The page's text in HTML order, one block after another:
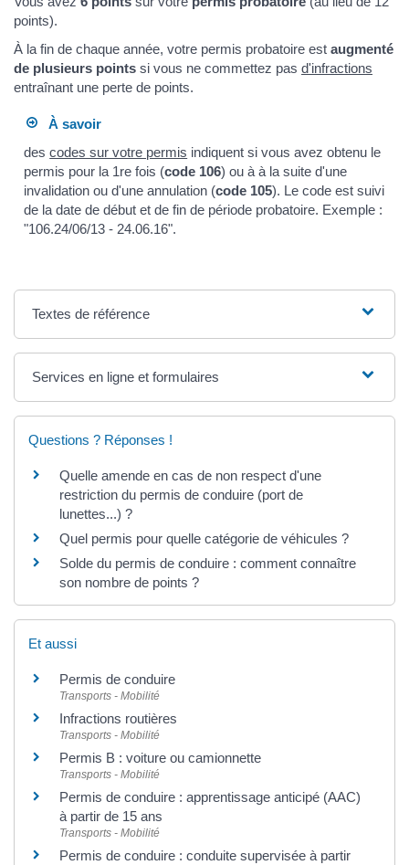
points).
À la fin de chaque année, votre permis probatoire est augmenté
de plusieurs points si vous ne commettez pas d'infractions
entraînant une perte de points.
À savoir
descodes sur votre permis indiquent si vous avez obtenu le
permis pour la 1re fois (code 106) ou à à la suite d'une
invalidation ou d'une annulation (code 105). Le code est suivi
de la date de début et de fin de période probatoire. Exemple :
"106.24/06/13 - 24.06.16".
Textes de référence
Services en ligne et formulaires
Questions ? Réponses !
Quelle amende en cas de non respect d'une
restriction du permis de conduire (port de
lunettes...) ?
Quel permis pour quelle catégorie de véhicules ?
Solde du permis de conduire : comment connaître
son nombre de points ?
Et aussi
Permis de conduire
Transports - Mobilité
Infractions routières
Transports - Mobilité
Permis B : voiture ou camionnette
Transports - Mobilité
Permis de conduire : apprentissage anticipé (AAC)
à partir de 15 ans
Transports - Mobilité
Permis de conduire : conduite supervisée à partir